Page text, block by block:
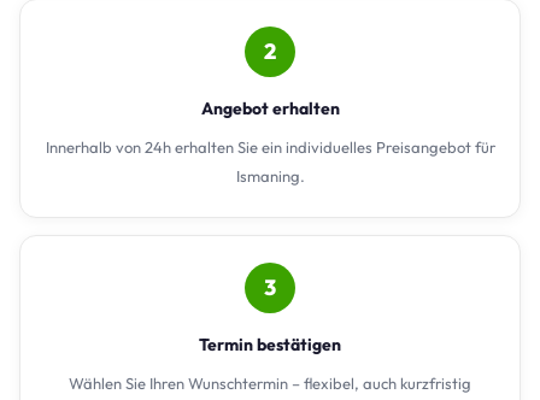
2
Angebot erhalten
Innerhalb von 24h erhalten Sie ein individuelles Preisangebot für
Ismaning.
3
Termin bestätigen
Wählen Sie Ihren Wunschtermin – flexibel, auch kurzfristig